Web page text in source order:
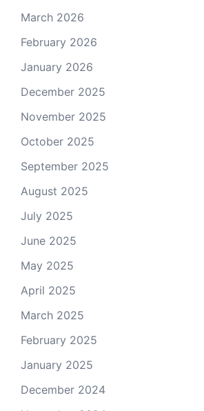
March 2026
February 2026
January 2026
December 2025
November 2025
October 2025
September 2025
August 2025
July 2025
June 2025
May 2025
April 2025
March 2025
February 2025
January 2025
December 2024